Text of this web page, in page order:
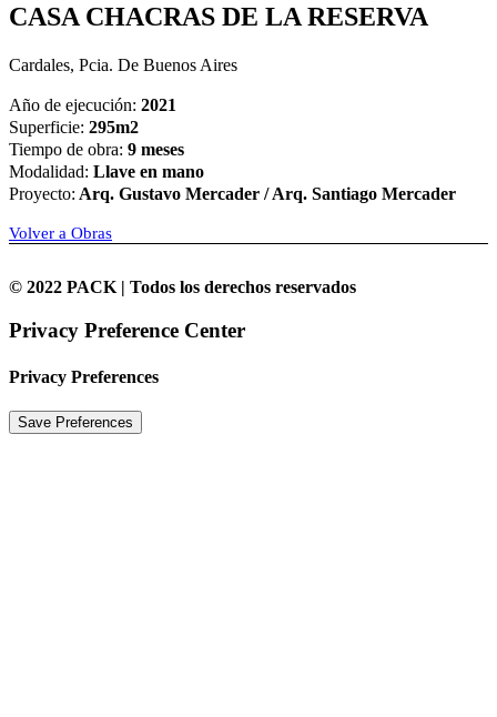
CASA CHACRAS DE LA RESERVA
Cardales, Pcia. De Buenos Aires
Año de ejecución: 2021
Superficie: 295m2
Tiempo de obra: 9 meses
Modalidad: Llave en mano
Proyecto: Arq. Gustavo Mercader / Arq. Santiago Mercader
Volver a Obras
© 2022 PACK | Todos los derechos reservados
Privacy Preference Center
Privacy Preferences